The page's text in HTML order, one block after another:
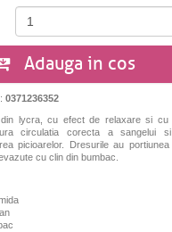
Adauga in cos
0371236352
lycra, cu efect de relaxare si cu
circulatia corecta a sangelui
picioarelor. Dresurile au portiunea
cu clin din bumbac.